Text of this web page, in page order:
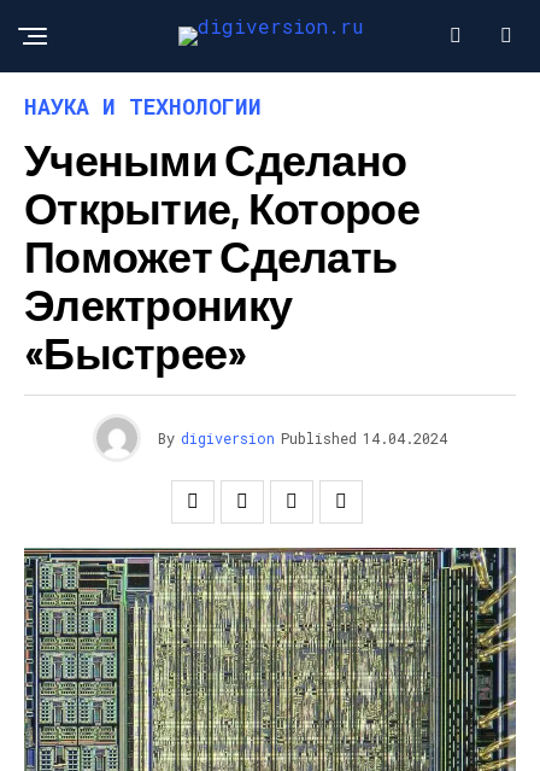
НАУКА И ТЕХНОЛОГИИ
Учеными Сделано
Открытие, Которое
Поможет Сделать
Электронику
«быстрее»
By digiversion Published 14.04.2024